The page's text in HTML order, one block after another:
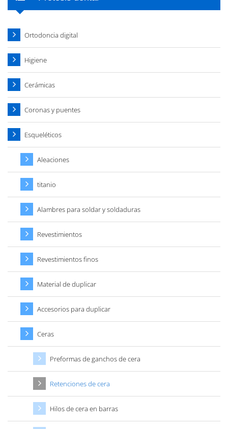
Ortodoncia digital
Higiene
Cerámicas
Coronas y puentes
Esqueléticos
Aleaciones
titanio
Alambres para soldar y soldaduras
Revestimientos
Revestimientos finos
Material de duplicar
Accesorios para duplicar
Ceras
Preformas de ganchos de cera
Retenciones de cera
Hilos de cera en barras